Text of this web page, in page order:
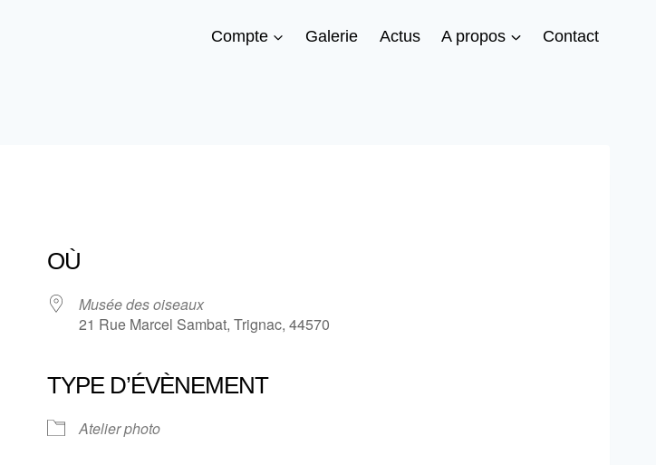
Compte Galerie Actus A propos Contact
iCalendar
OÙ
Musée des oiseaux
21 Rue Marcel Sambat, Trignac, 44570
TYPE D’ÉVÈNEMENT
Atelier photo